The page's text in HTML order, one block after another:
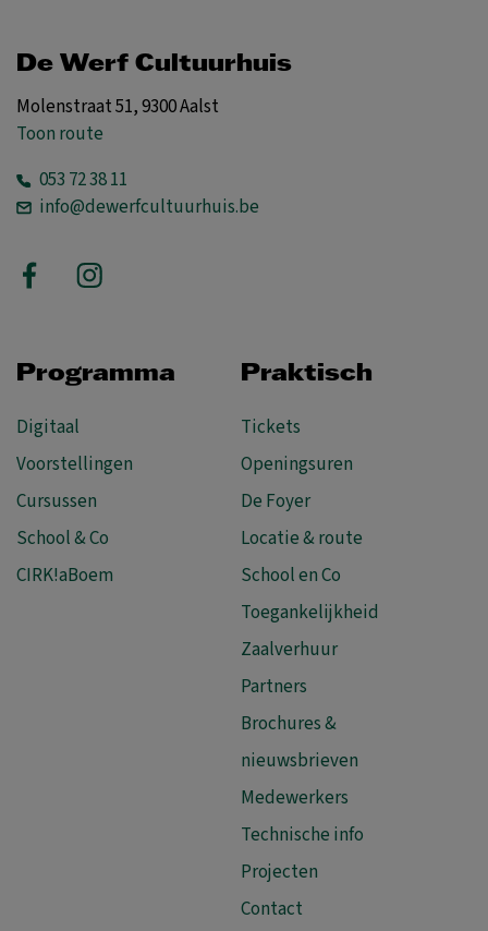
De Werf Cultuurhuis
Molenstraat 51, 9300 Aalst
Toon route
053 72 38 11
info@dewerfcultuurhuis.be
Programma
Digitaal
Voorstellingen
Cursussen
School & Co
CIRK!aBoem
Praktisch
Tickets
Openingsuren
De Foyer
Locatie & route
School en Co
Toegankelijkheid
Zaalverhuur
Partners
Brochures &
nieuwsbrieven
Medewerkers
Technische info
Projecten
Contact